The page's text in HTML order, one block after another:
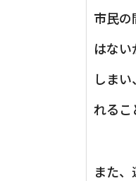
市民
はな
しま
れるこ
また